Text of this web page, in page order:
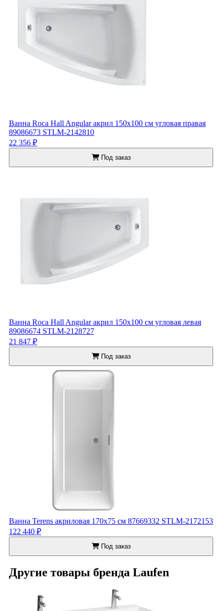
Ванна Roca Hall Angular акрил 150x100 см угловая правая
89086673 STLM-2142810
22 356 ₽
Под заказ
Ванна Roca Hall Angular акрил 150x100 см угловая левая
89086674 STLM-2128727
21 847 ₽
Под заказ
Ванна Terens акриловая 170x75 см 87669332 STLM-2172153
122 440 ₽
Под заказ
Другие товары бренда Laufen